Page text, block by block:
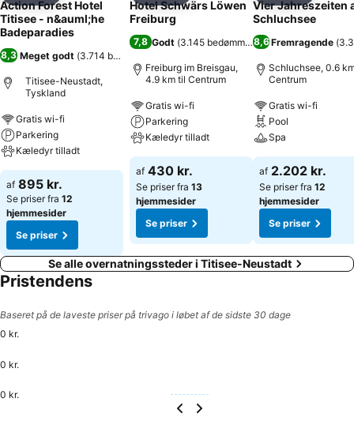
Action Forest Hotel
Titisee - n&auml;he
Badeparadies
8,3 Meget godt (3.714 bedømmelser
Titisee-Neustadt,
Tyskland
Gratis wi-fi
Parkering
Kæledyr tilladt
af 895 kr.
Se priser fra 12
hjemmesider
Se priser
Hotel Schwärs Löwen
Freiburg
7,8 Godt (3.145 bedømmelser)
Freiburg im Breisgau,
4.9 km til Centrum
Gratis wi-fi
Parkering
Kæledyr tilladt
af 430 kr.
Se priser fra 13
hjemmesider
Se priser
Vier Jahreszeiten
Schluchsee
8,6Fremragende (
Schluchsee, 0.6
Centrum
Gratis wi-fi
Pool
Spa
af 2.202 kr.
Se priser fra 12
hjemmesider
Se priser
Se alle overnatningssteder i Titisee-Neustadt
Pristendens
Baseret på de laveste priser på trivago i løbet af de sidste 30 dage
0 kr.
0 kr.
0 kr.